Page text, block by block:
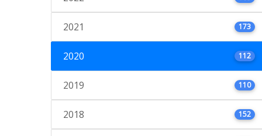
2021 173
2020 112
2019 110
2018 152